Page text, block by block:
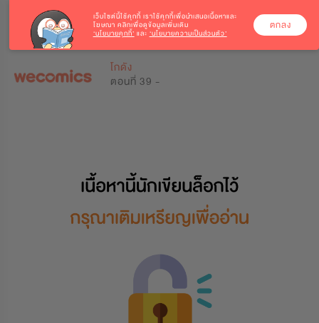
โกดัง
ตอนที่ 39 -
เว็บไซต์นี้ใช้คุกกี้ เราใช้คุกกี้เพื่อนำเสนอเนื้อหาและ
โฆษณา คลิกเพื่อดูข้อมูลเพิ่มเติม
‘นโยบายคุกกี้’ และ ‘นโยบายความเป็นส่วนตัว’
ตกลง